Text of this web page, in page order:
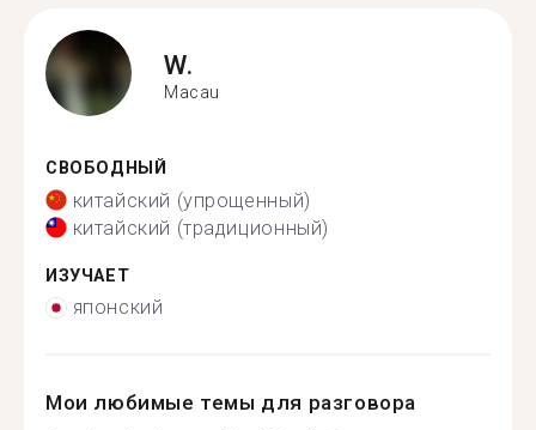
W.
Macau
СВОБОДНЫЙ
китайский (упрощенный)
китайский (традиционный)
ИЗУЧАЕТ
японский
Мои любимые темы для разговора